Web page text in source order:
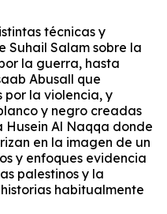
técnicas y
Suhail Salam sobre la
la guerra, hasta
Abusall que
por la violencia, y
y negro creadas
Husein Al Naqqa donde
en la imagen de un
y enfoques evidencia
palestinos y la
habitualmente